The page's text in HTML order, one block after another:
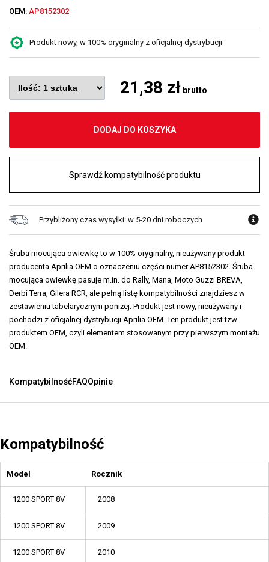
OEM: AP8152302
Produkt nowy, w 100% oryginalny z oficjalnej dystrybucji
21,38 zł brutto
DODAJ DO KOSZYKA
Sprawdź kompatybilność produktu
Przybliżony czas wysyłki: w 5-20 dni roboczych
Śruba mocująca owiewkę to w 100% oryginalny, nieużywany produkt
producenta Aprilia OEM o oznaczeniu części numer AP8152302. Śruba
mocująca owiewkę pasuje m.in. do Rally, Mana, Moto Guzzi BREVA,
Derbi Terra, Gilera RCR, ale pełną listę kompatybilności znajdziesz w
zestawieniu tabelarycznym poniżej. Produkt jest nowy, nieużywany i
pochodzi z oficjalnej dystrybucji Aprilia OEM. Ten produkt jest tzw.
produktem OEM, czyli elementem stosowanym przy pierwszym montażu
OEM.
KompatybilnośćFAQOpinie
Kompatybilność
Model Rocznik
1200 SPORT 8V 2008
1200 SPORT 8V 2009
1200 SPORT 8V 2010